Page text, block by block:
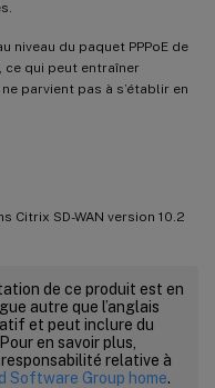
niveau du paquet PPPoE de
ce qui peut entraîner
parvient pas à s’établir en
Citrix SD-WAN version 10.2
de ce produit est en
autre que l’anglais
et peut inclure du
en savoir plus,
relative à
Software Group home.